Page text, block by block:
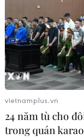
Trung tướng Không
Erdogan Karakush
đến việc mua vũ khí
vietnamplus.vn
24 năm tù cho
trong quán